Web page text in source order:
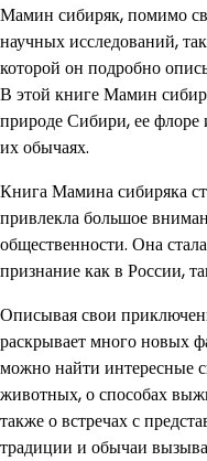
Мамин сибиряк, помимо
научных исследований,
которой он подробно
В этой книге Мамин
природе Сибири, ее флоре
их обычаях.
Книга Мамина сибиряка
привлекла большое
общественности. Она
признание как в России,
Описывая свои
раскрывает много новых
можно найти интересные
животных, о способах
также о встречах с
традиции и обычаи